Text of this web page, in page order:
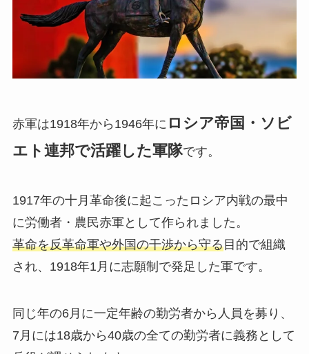
赤軍は1918年から1946年に ロシア帝国・ソビ
エト連邦で活躍した軍隊です。
1917年の十月革命後に起こったロシア内戦の最中
に労働者・農民赤軍として作られました。
革命を反革命軍や外国の干渉から守る目的で組織
され、1918年1月に志願制で発足した軍です。
同じ年の6月に一定年齢の勤労者から人員を募り、
7月には18歳から40歳の全ての勤労者に義務として